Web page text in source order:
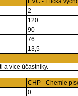
2
120
90
76
13,5
a více účastníky.
CHP - Chemie
0